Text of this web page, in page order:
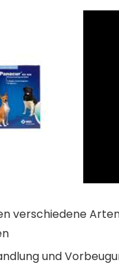
verschiedene
und